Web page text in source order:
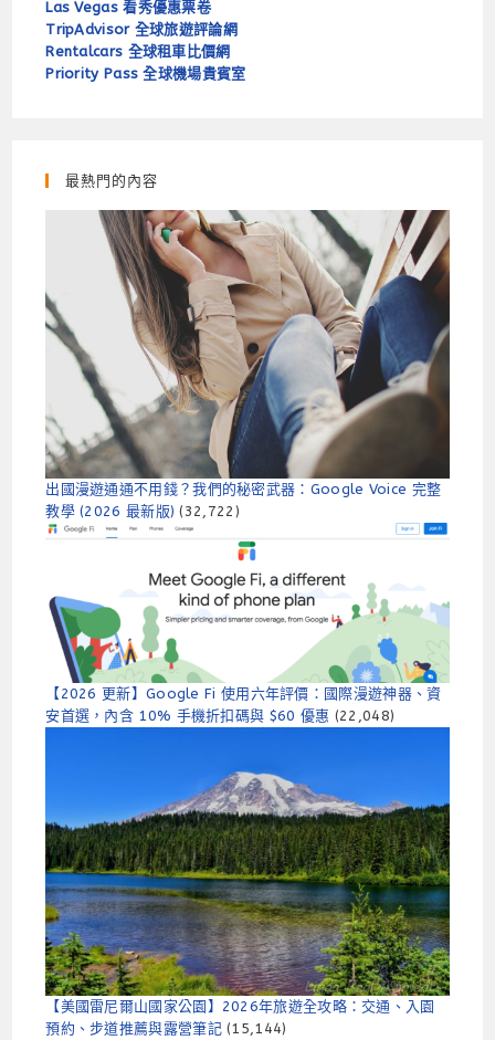
Las Vegas 看秀優惠票卷
TripAdvisor 全球旅遊評論網
Rentalcars 全球租車比價網
Priority Pass 全球機場貴賓室
最熱門的內容
出國漫遊通通不用錢？我們的秘密武器：Google Voice 完整
教學 (2026 最新版) (32,722)
【2026 更新】Google Fi 使用六年評價：國際漫遊神器、資
安首選，內含 10% 手機折扣碼與 $60 優惠 (22,048)
【美國雷尼爾山國家公園】2026年旅遊全攻略：交通、入園
預約、步道推薦與露營筆記 (15,144)